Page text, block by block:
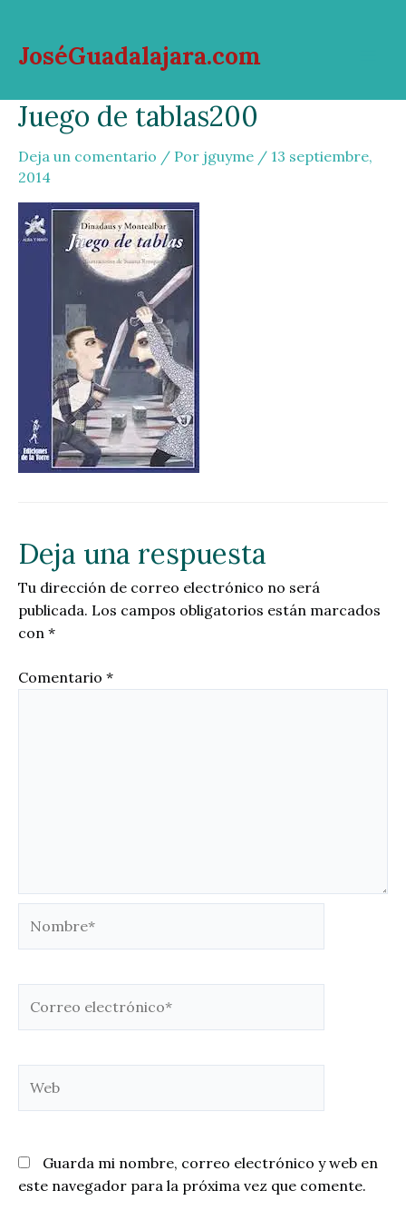
contenido
JoséGuadalajara.com
Juego de tablas200
Deja un comentario / Por jguyme / 13 septiembre,
2014
Deja una respuesta
Tu dirección de correo electrónico no será
publicada. Los campos obligatorios están marcados
con *
Comentario *
electrónico*
Guarda mi nombre, correo electrónico y web en
este navegador para la próxima vez que comente.